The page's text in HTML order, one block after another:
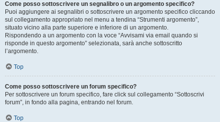
Come posso sottoscrivere un segnalibro o un argomento specifico?
Puoi aggiungere ai segnalibri o sottoscrivere un argomento specifico cliccando
sul collegamento appropriato nel menu a tendina “Strumenti argomento”,
situato vicino alla parte superiore e inferiore di un argomento.
Rispondendo a un argomento con la voce “Avvisami via email quando si
risponde in questo argomento” selezionata, sarà anche sottoscritto
l’argomento.
Top
Come posso sottoscrivere un forum specifico?
Per sottoscrivere un forum specifico, fare click sul collegamento “Sottoscrivi
forum”, in fondo alla pagina, entrando nel forum.
Top